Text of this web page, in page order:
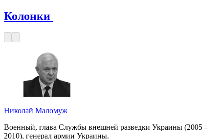
Колонки
Николай Маломуж
Военный, глава Службы внешней разведки Украины (2005 –
2010), генерал армии Украины.